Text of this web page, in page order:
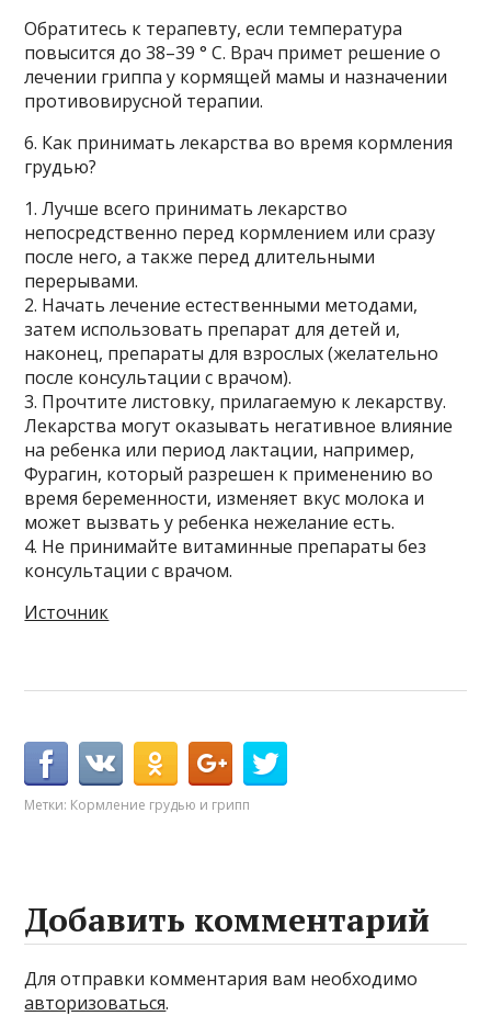
Обратитесь к терапевту, если температура
повысится до 38–39 ° C. Врач примет решение о
лечении гриппа у кормящей мамы и назначении
противовирусной терапии.
6. Как принимать лекарства во время кормления
грудью?
1. Лучше всего принимать лекарство
непосредственно перед кормлением или сразу
после него, а также перед длительными
перерывами.
2. Начать лечение естественными методами,
затем использовать препарат для детей и,
наконец, препараты для взрослых (желательно
после консультации с врачом).
3. Прочтите листовку, прилагаемую к лекарству.
Лекарства могут оказывать негативное влияние
на ребенка или период лактации, например,
Фурагин, который разрешен к применению во
время беременности, изменяет вкус молока и
может вызвать у ребенка нежелание есть.
4. Не принимайте витаминные препараты без
консультации с врачом.
Источник
Метки: Кормление грудью и грипп
Добавить комментарий
Для отправки комментария вам необходимо
авторизоваться.